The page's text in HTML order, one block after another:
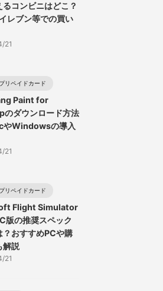
るコンビニはどこ？
レブン等での買い
21
リペイドカード
Paint for
ダウンロード方法
やWindowsの導入
21
リペイドカード
Flight Simulator
版の推奨スペック
？おすすめPCや購
解説
21